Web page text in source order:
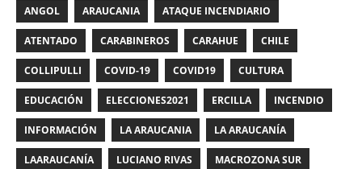
ANGOL ARAUCANIA ATAQUE INCENDIARIO
ATENTADO CARABINEROS CARAHUE CHILE
COLLIPULLI COVID-19 COVID19 CULTURA
EDUCACIÓN ELECCIONES2021 ERCILLA INCENDIO
INFORMACIÓN LA ARAUCANIA LA ARAUCANÍA
LAARAUCANÍA LUCIANO RIVAS MACROZONA SUR